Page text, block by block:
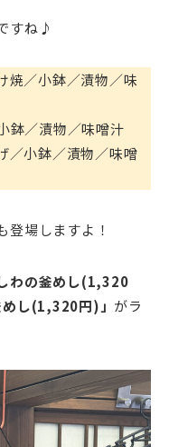
すね♪
／小鉢／漬物／味
鉢／漬物／味噌汁
／小鉢／漬物／味噌
登場しますよ！
わの釜めし(1,320
めし(1,320円)」 がラ